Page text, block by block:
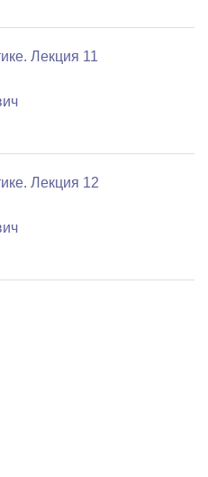
Лекция 11
Лекция 12